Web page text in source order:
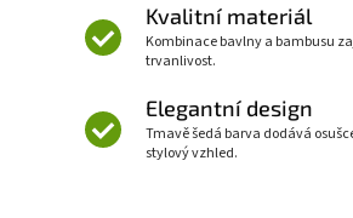
Kvalitní materiál
Kombinace bavlny a bambusu
trvanlivost.
Elegantní design
Tmavě šedá barva dodává
stylový vzhled.